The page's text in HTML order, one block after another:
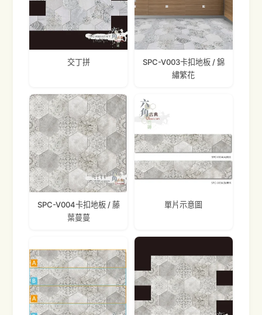
交丁拼
SPC-V003卡扣地板 / 錦
繡繁花
SPC-V004卡扣地板 / 藤
葉蔓蔓
單片示意圖